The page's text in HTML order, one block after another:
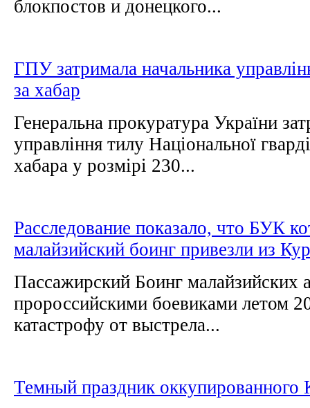
блокпостов и донецкого...
ГПУ затримала начальника
за хабар
Генеральна прокуратура України
управління тилу Національної
хабара у розмірі 230...
Расследование показало, что БУК
малайзийский боинг привезли из
Пассажирский Боинг малайзийских
пророссийскими боевиками летом
катастрофу от выстрела...
Темный праздник оккупированного